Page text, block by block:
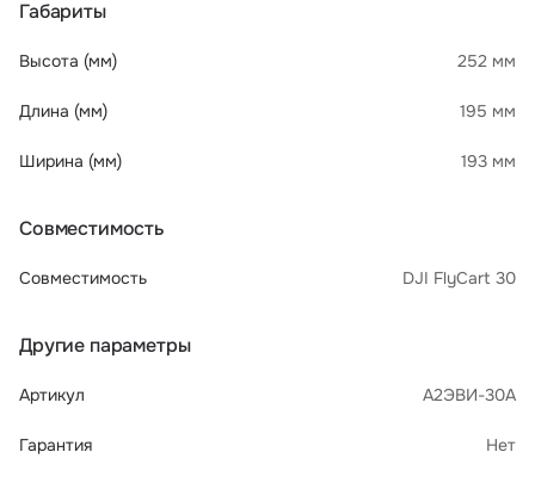
Габариты
Высота (мм) 252 мм
Длина (мм) 195 мм
Ширина (мм) 193 мм
Совместимость
Совместимость DJI FlyCart 30
Другие параметры
Артикул А2ЭВИ-30А
Гарантия Нет